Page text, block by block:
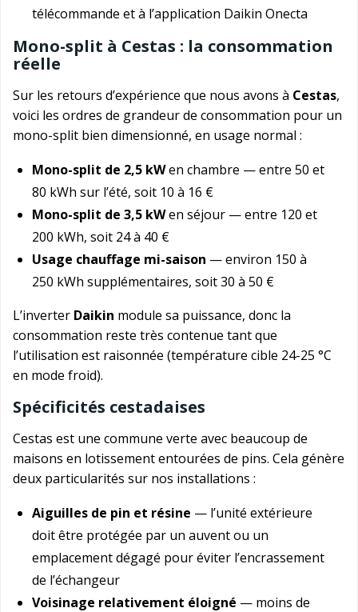
télécommande et à l’application Daikin Onecta
Mono-split à Cestas : la consommation
réelle
Sur les retours d’expérience que nous avons à Cestas,
voici les ordres de grandeur de consommation pour un
mono-split bien dimensionné, en usage normal :
Mono-split de 2,5 kWen chambre — entre 50 et
80 kWh sur l’été, soit 10 à 16 €
Mono-split de 3,5 kWen séjour — entre 120 et
200 kWh, soit 24 à 40 €
Usage chauffage mi-saison — environ 150 à
250 kWh supplémentaires, soit 30 à 50 €
L’inverter Daikin module sa puissance, donc la
consommation reste très contenue tant que
l’utilisation est raisonnée (température cible 24-25 °C
en mode froid).
Spécificités cestadaises
Cestas est une commune verte avec beaucoup de
maisons en lotissement entourées de pins. Cela génère
deux particularités sur nos installations :
Aiguilles de pin et résine — l’unité extérieure
doit être protégée par un auvent ou un
emplacement dégagé pour éviter l’encrassement
de l’échangeur
Voisinage relativement éloigné — moins de